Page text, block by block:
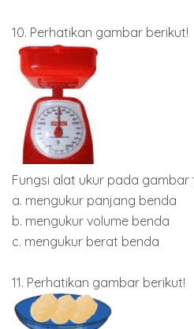
10. Perhatikan gambar berikut!
Fungsi alat ukur pada gambar
a. mengukur panjang benda
b. mengukur volume benda
c. mengukur berat benda
11. Perhatikan gambar berikut!